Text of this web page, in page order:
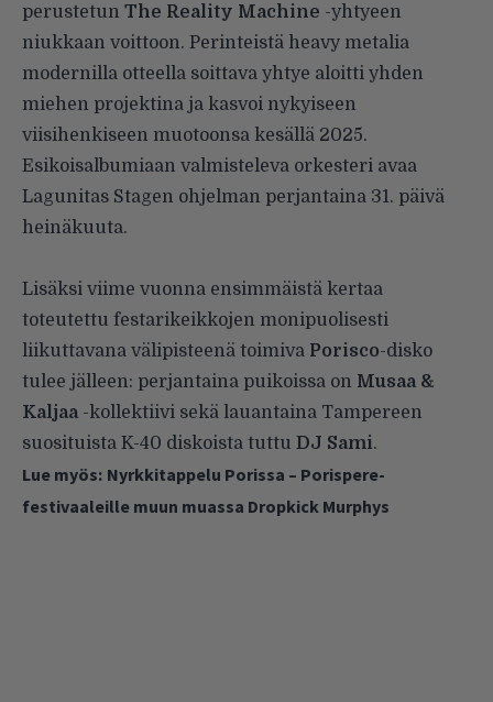
perustetun The Reality Machine -yhtyeen
niukkaan voittoon. Perinteistä heavy metalia
modernilla otteella soittava yhtye aloitti yhden
miehen projektina ja kasvoi nykyiseen
viisihenkiseen muotoonsa kesällä 2025.
Esikoisalbumiaan valmisteleva orkesteri avaa
Lagunitas Stagen ohjelman perjantaina 31. päivä
heinäkuuta.
Lisäksi viime vuonna ensimmäistä kertaa
toteutettu festarikeikkojen monipuolisesti
liikuttavana välipisteenä toimiva Porisco-disko
tulee jälleen: perjantaina puikoissa on Musaa &
Kaljaa -kollektiivi sekä lauantaina Tampereen
suosituista K-40 diskoista tuttu DJ Sami.
Lue myös: Nyrkkitappelu Porissa – Porispere-
festivaaleille muun muassa Dropkick Murphys